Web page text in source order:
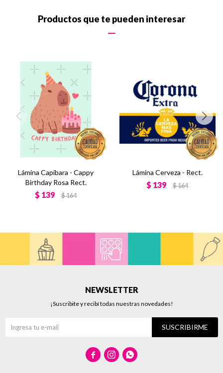
Productos que te pueden interesar
Lámina Capibara - Cappy
Birthday Rosa Rect.
$ 139 $164
Lámina Cerveza - Rect.
$ 139 $164
NEWSLETTER
¡Suscribite y recibí todas nuestras novedades!
SUSCRIBIRME
  